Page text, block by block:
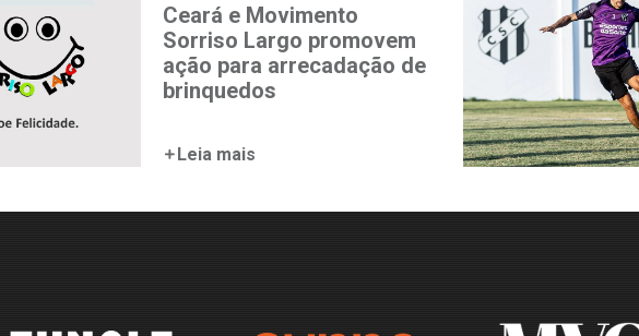
Ceará e Movimento
Sorriso Largo promovem
ação para arrecadação de
brinquedos
Leia mais